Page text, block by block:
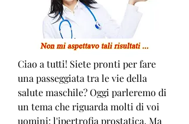
Ciao a tutti! Siete pronti per fare
una passeggiata tra le vie della
salute maschile? Oggi parleremo di
un tema che riguarda molti di voi
uomini: l'ipertrofia prostatica. Ma